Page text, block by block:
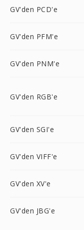
GV'den PCD'e
GV'den PFM'e
GV'den PNM'e
GV'den RGB'e
GV'den SGI'e
GV'den VIFF'e
GV'den XV'e
GV'den JBG'e